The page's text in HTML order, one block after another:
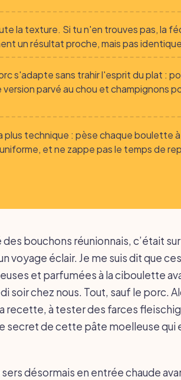
la texture. Si tu n'en trouves pas, la
un résultat proche, mais pas
s'adapte sans trahir l'esprit du plat :
parvé au chou et champignons
technique : pèse chaque boulette
et ne zappe pas le temps de
bouchons réunionnais, c’était sur
voyage éclair. Je me suis dit que
et parfumées à la ciboulette
soir chez nous. Tout, sauf le porc.
recette, à tester des farces
secret de cette pâte moelleuse qui
désormais en entrée chaude